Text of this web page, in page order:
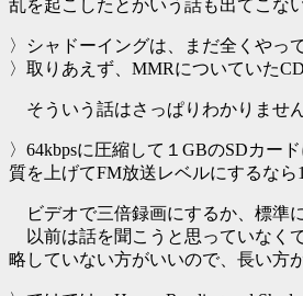
乱を起こしたとかいう話も出てこな
〉シャドーイングは、まだ全くやっ
〉取りあえず、MMRについていた
そういう話はさっぱりわかりま
〉64kbpsに圧縮して１GBのSDカー
質を上げてFM放送レベルにするなら
ビデオで三倍録画にするか、標準
以前は話を聞こうと思っていなく
略していない方がいいので、長い方